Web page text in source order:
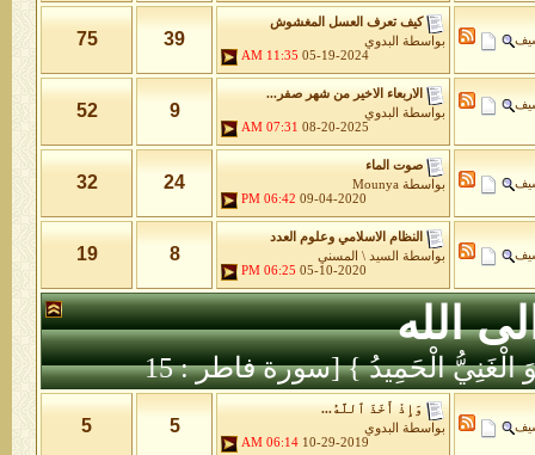
كيف تعرف العسل المغشوش
بواسطة
البدوي
05-19-2024
11:35 AM
39
75
الاربعاء الاخير من شهر صفر...
بواسطة
البدوي
08-20-2025
07:31 AM
9
52
صوت الماء
بواسطة Mounya
09-04-2020
06:42 PM
24
32
النظام الاسلامي وعلوم العدد
بواسطة
السيد \ المسني
05-10-2020
06:25 PM
8
19
الله
الْغَنِيُّ الْحَمِيدُ } [سورة فاطر : 15
وَإِذْ أَخَذَ ٱللَّهُ...
بواسطة
البدوي
10-29-2019
06:14 AM
5
5